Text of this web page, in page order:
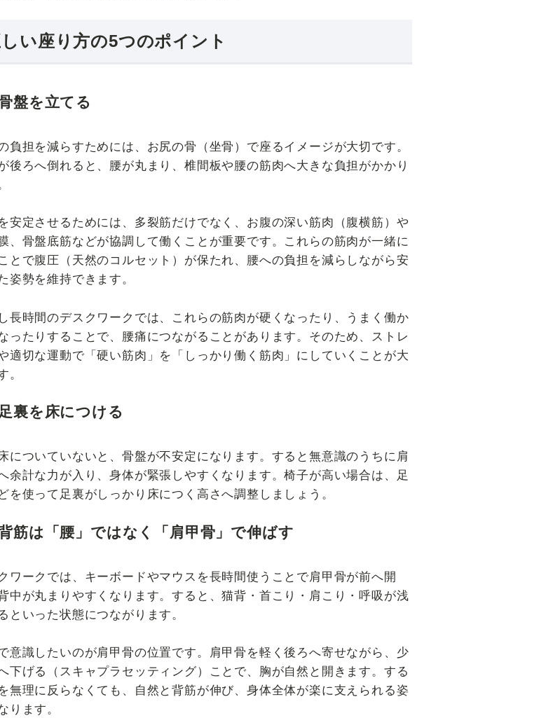
い座り方の5つのポイント
盤を立てる
負担を減らすためには、お尻の骨（坐骨）で座るイメージが大切です。
後ろへ倒れると、腰が丸まり、椎間板や腰の筋肉へ大きな負担がかかり
安定させるためには、多裂筋だけでなく、お腹の深い筋肉（腹横筋）や
、骨盤底筋などが協調して働くことが重要です。これらの筋肉が一緒に
とで腹圧（天然のコルセット）が保たれ、腰への負担を減らしながら安
姿勢を維持できます。
長時間のデスクワークでは、これらの筋肉が硬くなったり、うまく働か
ったりすることで、腰痛につながることがあります。そのため、ストレ
適切な運動で「硬い筋肉」を「しっかり働く筋肉」にしていくことが大
。
裏を床につける
についていないと、骨盤が不安定になります。すると無意識のうちに肩
余計な力が入り、身体が緊張しやすくなります。椅子が高い場合は、足
を使って足裏がしっかり床につく高さへ調整しましょう。
筋は「腰」ではなく「肩甲骨」で伸ばす
ワークでは、キーボードやマウスを長時間使うことで肩甲骨が前へ開
中が丸まりやすくなります。すると、猫背・首こり・肩こり・呼吸が浅
といった状態につながります。
意識したいのが肩甲骨の位置です。肩甲骨を軽く後ろへ寄せながら、少
下げる（スキャプラセッティング）ことで、胸が自然と開きます。する
無理に反らなくても、自然と背筋が伸び、身体全体が楽に支えられる姿
ります。